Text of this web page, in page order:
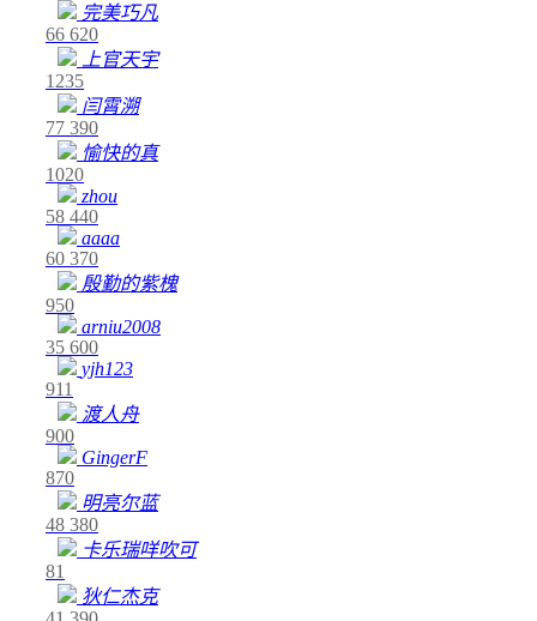
完美巧凡
66 620
上官天宇
1235
闫霄溯
77 390
愉快的真
1020
zhou
58 440
aaaa
60 370
殷勤的紫槐
950
arniu2008
35 600
yjh123
911
渡人舟
900
GingerF
870
明亮尔蓝
48 380
卡乐瑞咩吹可
81
狄仁杰克